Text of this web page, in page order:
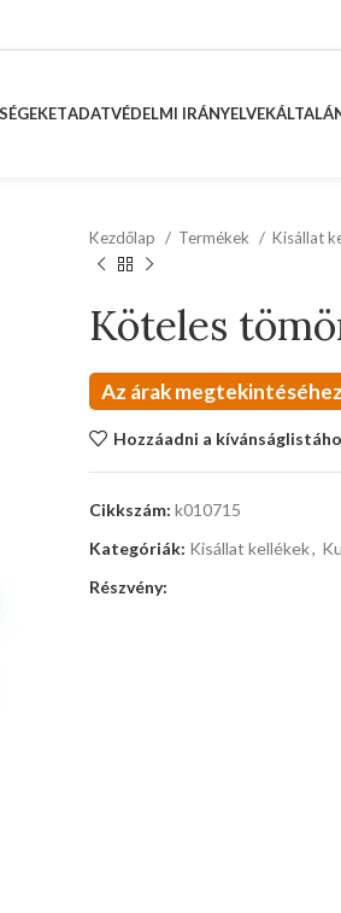
ADATVÉDELMI IRÁNYELVEK
Kezdőlap Termékek Kisállat
Köteles
Az árak
Hozzáadni a
Cikkszám: k010715
Kategóriák: Kisállat kellékek,
Részvény: